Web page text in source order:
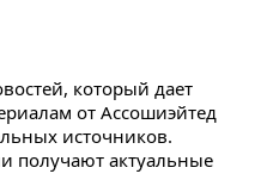
который дает
от Ассошиэйтед
источников.
получают актуальные